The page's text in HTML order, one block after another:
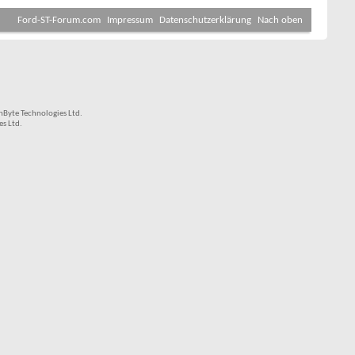
Ford-ST-Forum.com Impressum Datenschutzerklärung Nach oben
Technologies Ltd.
Ltd.